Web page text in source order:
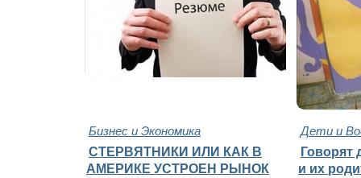
Бизнес и Экономика Дети и
СТЕРВЯТНИКИ ИЛИ КАК В
АМЕРИКЕ УСТРОЕН РЫНОК
Говорят
и их